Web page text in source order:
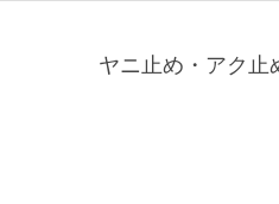
ヤニ止め・アク止